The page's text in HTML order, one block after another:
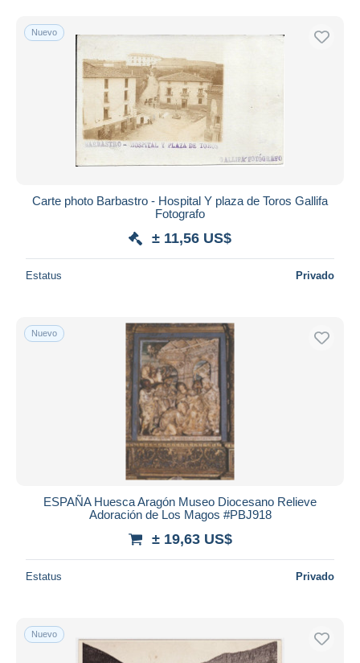
Nuevo
Carte photo Barbastro - Hospital Y plaza de Toros Gallifa
Fotografo
± 11,56 US$
Estatus Privado
Nuevo
ESPAÑA Huesca Aragón Museo Diocesano Relieve
Adoración de Los Magos #PBJ918
± 19,63 US$
Estatus Privado
Nuevo